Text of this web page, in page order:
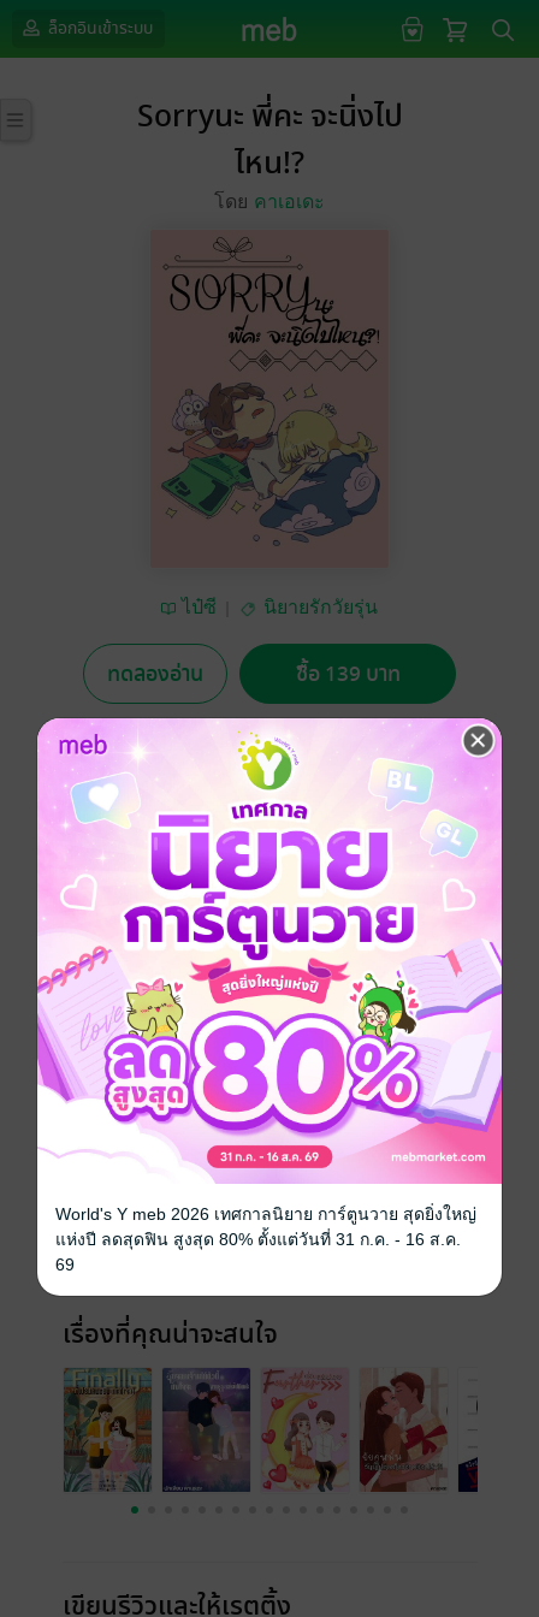
ล็อกอินเข้าระบบ
Sorryนะ พี่คะ จะนิ่งไป
ไหน!?
โดย คาเอเดะ
ไป๋ซี นิยายรักวัยรุ่น
ทดลองอ่าน ซื้อ 139 บาท
No Rating
อยากได้ ซื้อเป็นของขวัญ ติดตาม แชร์
เพียงเพราะการเข้าไปช่วยเขาในวันนั้น ชีวิตของเธอก็ได้
เปลี่ยนไปอย่างสิ้นเชิงเพราะเขา ชายหน้านิ่งที่ใครๆ ก็บอก
ว่าน่ากลัวไม่น่าคบเลยสักนิดน่ะ
รักวัยรุ่น โรแมนติก มหาวิทยาลัย วิศวะ
ประเภทไฟล์ pdf, epub (สารบัญ)
ความยาว 226 หน้า (≈ 48,450 คำ)
ราคาปก
เรื่องที่คุณน่าจะสนใจ
เขียนรีวิวและให้เรตติ้ง
World's Y meb 2026 เทศกาลนิยาย การ์ตูนวาย สุดยิ่งใหญ่
แห่งปี ลดสุดฟิน สูงสุด 80% ตั้งแต่วันที่ 31 ก.ค. - 16 ส.ค.
69